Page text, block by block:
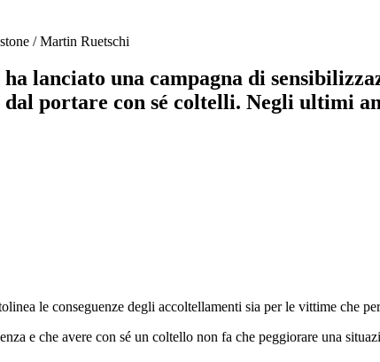
/ Martin Ruetschi
lanciato una campagna di
portare con sé coltelli. Negli ultimi
le conseguenze degli accoltellamenti sia per le vittime che
e che avere con sé un coltello non fa che peggiorare una